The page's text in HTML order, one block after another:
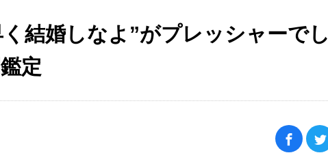
結婚しなよ”がプレッシャーでし
定